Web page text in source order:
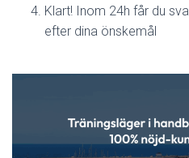
Klart! Inom 24h får du
efter dina önskemål